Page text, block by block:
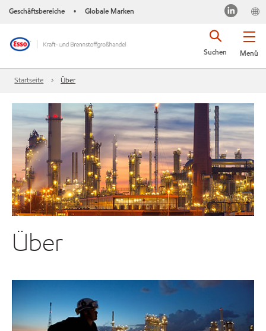
Geschäftsbereiche • Globale Marken
Menü
Suchen
Startseite Über
Über